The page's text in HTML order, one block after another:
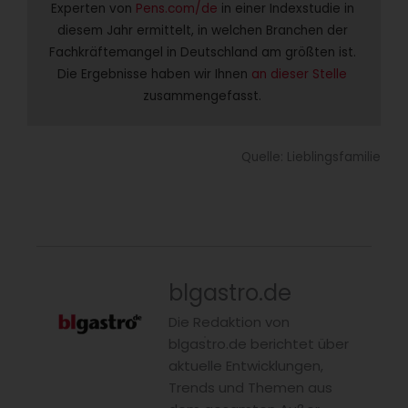
Experten von Pens.com/de in einer Indexstudie in
diesem Jahr ermittelt, in welchen Branchen der
Fachkräftemangel in Deutschland am größten ist.
Die Ergebnisse haben wir Ihnen an dieser Stelle
zusammengefasst.
Quelle: Lieblingsfamilie
blgastro.de
Die Redaktion von
blgastro.de berichtet über
aktuelle Entwicklungen,
Trends und Themen aus